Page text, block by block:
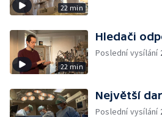
22 min
22 min
Hledači
Poslední vysílání
Největší dar
Poslední vysílání